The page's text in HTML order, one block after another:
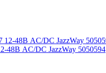
48В AC/DC JazzWay 5050594